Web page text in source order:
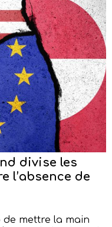
divise les
l’absence de
de mettre la main